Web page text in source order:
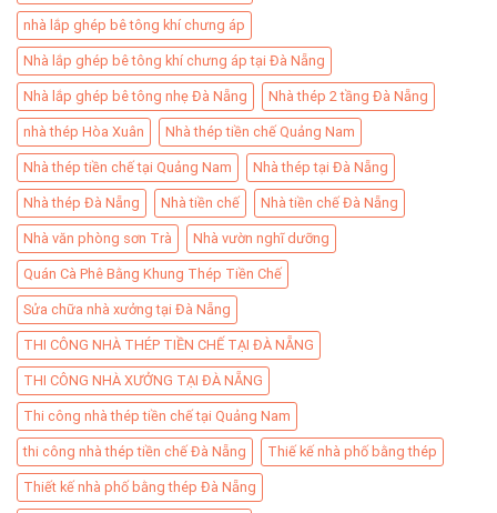
nhà lắp ghép bê tông khí chưng áp
Nhà lắp ghép bê tông khí chưng áp tại Đà Nẵng
Nhà lắp ghép bê tông nhẹ Đà Nẵng Nhà thép 2 tầng Đà Nẵng
nhà thép Hòa Xuân Nhà thép tiền chế Quảng Nam
Nhà thép tiền chế tại Quảng Nam Nhà thép tại Đà Nẵng
Nhà thép Đà Nẵng Nhà tiền chế Nhà tiền chế Đà Nẵng
Nhà văn phòng sơn Trà Nhà vườn nghĩ dưỡng
Quán Cà Phê Bằng Khung Thép Tiền Chế
Sửa chữa nhà xưởng tại Đà Nẵng
THI CÔNG NHÀ THÉP TIỀN CHẾ TẠI ĐÀ NẴNG
THI CÔNG NHÀ XƯỞNG TẠI ĐÀ NẴNG
Thi công nhà thép tiền chế tại Quảng Nam
thi công nhà thép tiền chế Đà Nẵng Thiế kế nhà phố bằng thép
Thiết kế nhà phố bằng thép Đà Nẵng